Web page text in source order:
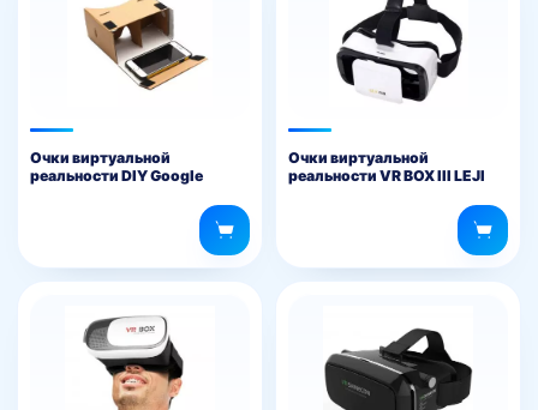
Очки виртуальной
реальности DIY Google
Очки виртуальной
реальности VR BOX III LEJI